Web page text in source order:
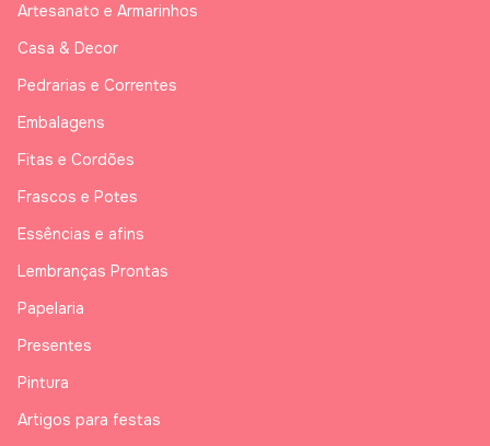
Artesanato e Armarinhos
Casa & Decor
Pedrarias e Correntes
Embalagens
Fitas e Cordões
Frascos e Potes
Essências e afins
Lembranças Prontas
Papelaria
Presentes
Pintura
Artigos para festas